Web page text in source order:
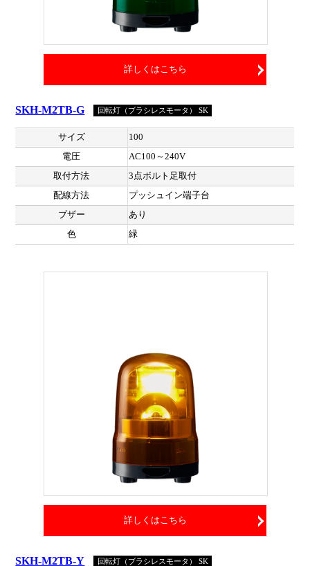
詳しくはこちら
SKH-M2TB-G 回転灯（ブラシレスモータ） SK
サイズ
100
電圧
AC100～240V
取付方法
3点ボルト足取付
配線方法
プッシュイン端子台
ブザー
あり
色
緑
詳しくはこちら
SKH-M2TB-Y 回転灯（ブラシレスモータ） SK